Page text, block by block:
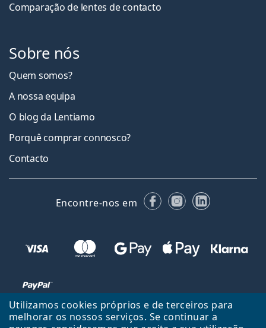
Utilizamos cookies próprios e de terceiros para
melhorar os nossos serviços. Se continuar a
Comparação de lentes de contacto
Sobre nós
Quem somos?
A nossa equipa
O blog da Lentiamo
Porquê comprar connosco?
Contacto
Encontre-nos em FacebookInstagram
LinkedIn